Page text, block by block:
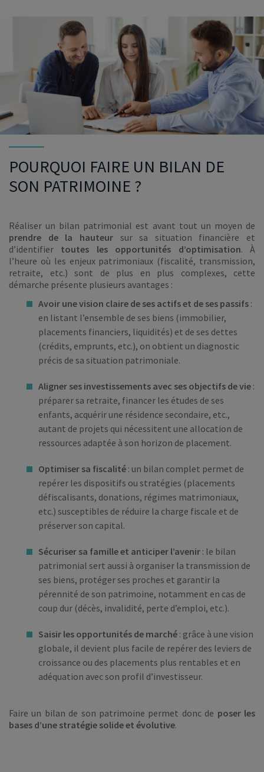
POURQUOI FAIRE UN BILAN DE
SON PATRIMOINE ?
Réaliser un bilan patrimonial est avant tout un moyen de
prendre de la hauteursur sa situation financière et
d’identifier toutes les opportunités d’optimisation. À
l’heure où les enjeux patrimoniaux (fiscalité, transmission,
retraite, etc.) sont de plus en plus complexes, cette
démarche présente plusieurs avantages :
Avoir une vision claire de ses actifs et de ses passifs :
en listant l’ensemble de ses biens (immobilier,
placements financiers, liquidités) et de ses dettes
(crédits, emprunts, etc.), on obtient un diagnostic
précis de sa situation patrimoniale.
Aligner ses investissements avec ses objectifs de vie :
préparer sa retraite, financer les études de ses
enfants, acquérir une résidence secondaire, etc.,
autant de projets qui nécessitent une allocation de
ressources adaptée à son horizon de placement.
Optimiser sa fiscalité : un bilan complet permet de
repérer les dispositifs ou stratégies (placements
défiscalisants, donations, régimes matrimoniaux,
etc.) susceptibles de réduire la charge fiscale et de
préserver son capital.
Sécuriser sa famille et anticiper l’avenir : le bilan
patrimonial sert aussi à organiser la transmission de
ses biens, protéger ses proches et garantir la
pérennité de son patrimoine, notamment en cas de
coup dur (décès, invalidité, perte d’emploi, etc.).
Saisir les opportunités de marché : grâce à une vision
globale, il devient plus facile de repérer des leviers de
croissance ou des placements plus rentables et en
adéquation avec son profil d’investisseur.
Faire un bilan de son patrimoine permet donc de poser les
bases d’une stratégie solide et évolutive.